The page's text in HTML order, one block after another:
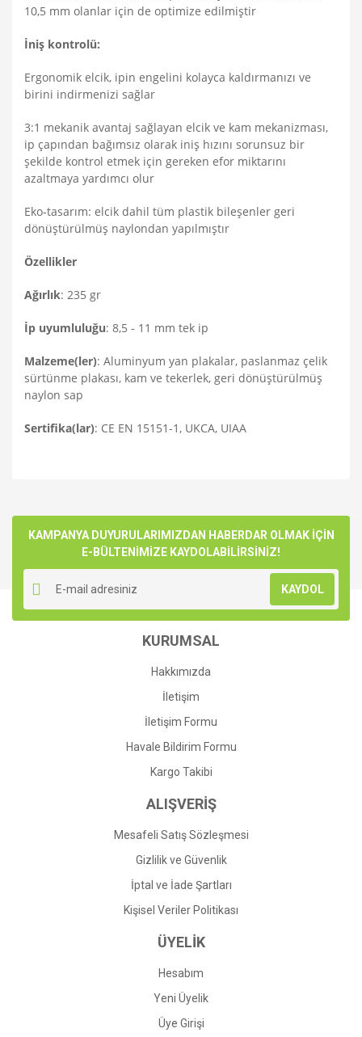
10,5 mm olanlar için de optimize edilmiştir
İniş kontrolü:
Ergonomik elcik, ipin engelini kolayca kaldırmanızı ve
birini indirmenizi sağlar
3:1 mekanik avantaj sağlayan elcik ve kam mekanizması,
ip çapından bağımsız olarak iniş hızını sorunsuz bir
şekilde kontrol etmek için gereken efor miktarını
azaltmaya yardımcı olur
Eko-tasarım: elcik dahil tüm plastik bileşenler geri
dönüştürülmüş naylondan yapılmıştır
Özellikler
Ağırlık: 235 gr
İp uyumluluğu: 8,5 - 11 mm tek ip
Malzeme(ler): Aluminyum yan plakalar, paslanmaz çelik
sürtünme plakası, kam ve tekerlek, geri dönüştürülmüş
naylon sap
Sertifika(lar): CE EN 15151-1, UKCA, UIAA
Yorum Yaz
kullanarak tarafımıza iletebilirsiniz.
Görüş ve önerileriniz için teşekkür ederiz.
Ürün resmi kalitesiz, bozuk veya görüntülenemiyor.
Ürün açıklamasında eksik bilgiler bulunuyor.
Ürün bilgilerinde hatalar bulunuyor.
Ürün fiyatı diğer sitelerden daha pahalı.
Gönder
KAMPANYA DUYURULARIMIZDAN HABERDAR OLMAK İÇİN
E-BÜLTENİMİZE KAYDOLABİLİRSİNİZ!
KAYDOL
KURUMSAL
Hakkımızda
İletişim
İletişim Formu
Havale Bildirim Formu
Kargo Takibi
ALIŞVERİŞ
Mesafeli Satış Sözleşmesi
Gizlilik ve Güvenlik
İptal ve İade Şartları
Kişisel Veriler Politikası
ÜYELİK
Hesabım
Yeni Üyelik
Üye Girişi